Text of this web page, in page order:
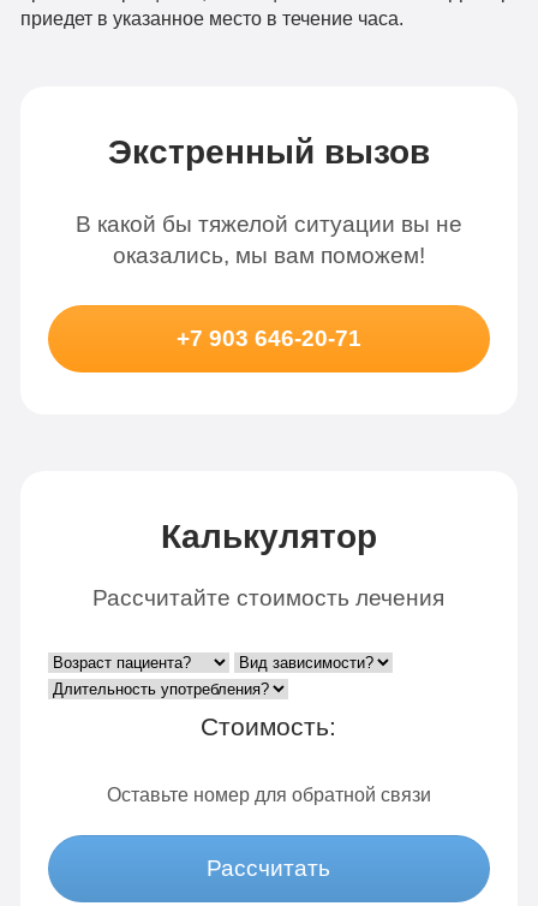
приедет в указанное место в течение часа.
Экстренный вызов
В какой бы тяжелой ситуации вы не
оказались, мы вам поможем!
+7 903 646-20-71
Калькулятор
Рассчитайте стоимость лечения
Стоимость:
Оставьте номер для обратной связи
Рассчитать